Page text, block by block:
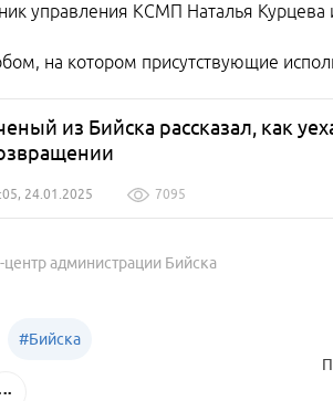
управления КСМП Наталья Курцева
на котором присутствующие
из Бийска рассказал, как
24.01.2025 7095
администрации Бийска
#Бийска